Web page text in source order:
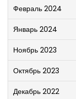
Февраль 2024
Январь 2024
Ноябрь 2023
Октябрь 2023
Декабрь 2022